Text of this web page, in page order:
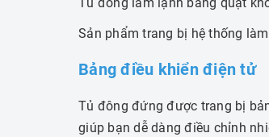
Sản phẩm trang bị hệ thống
Bảng điều khiển điện tử
Tủ đông đứng được trang bị
giúp bạn dễ dàng điều chỉnh